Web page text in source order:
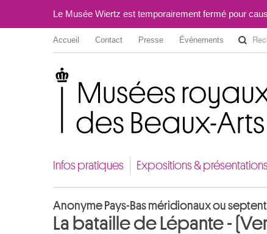
Le Musée Wiertz est temporairement fermé pour
Accueil Contact Presse Événements
Infos pratiques Expositions & présentations
Anonyme Pays-Bas méridionaux ou
La bataille de Lépante -